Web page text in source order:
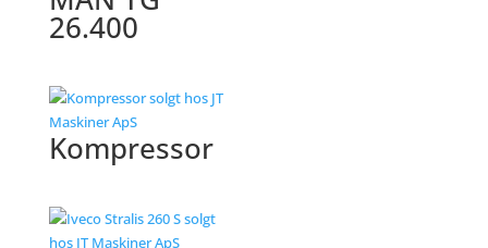
26.400
Kompressor